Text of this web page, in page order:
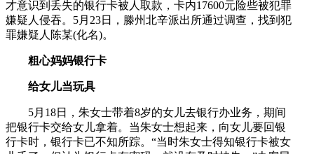
才意识到丢失的银行卡被人取款，卡内17600元险些被犯罪
嫌疑人侵吞。5月23日，滕州北辛派出所通过调查，找到犯
罪嫌疑人陈某(化名)。
粗心妈妈银行卡
给女儿当玩具
5月18日，朱女士带着8岁的女儿去银行办业务，期间
把银行卡交给女儿拿着。当朱女士想起来，向女儿要回银
行卡时，银行卡已不知所踪。“当时朱女士得知银行卡被女